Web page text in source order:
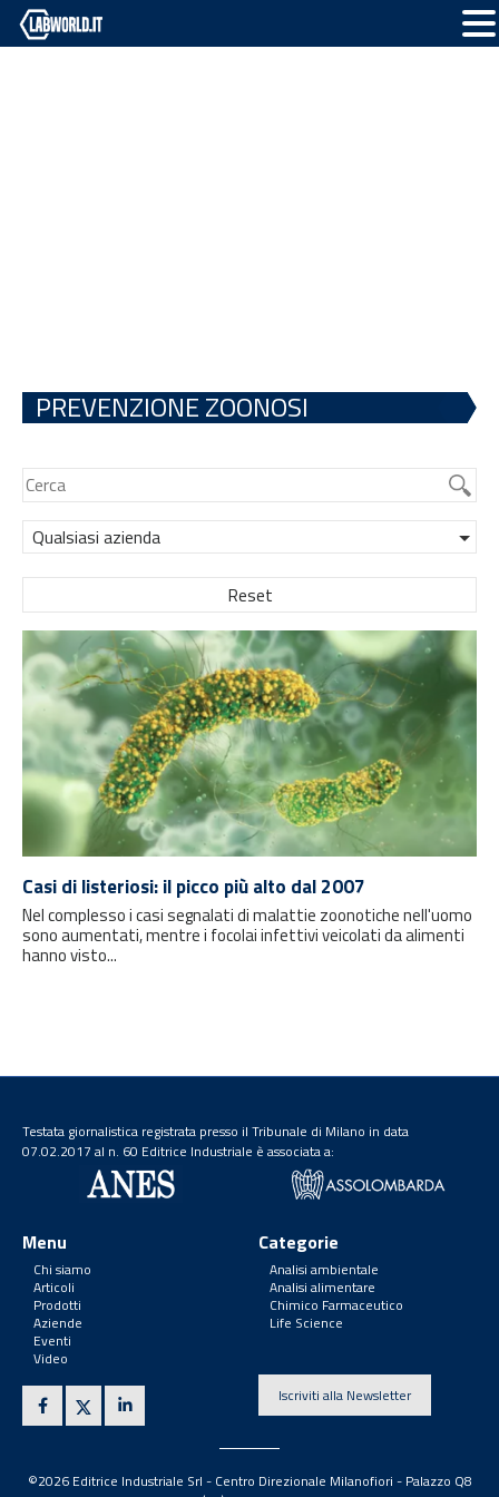
PREVENZIONE ZOONOSI
Qualsiasi azienda
Reset
Casi di listeriosi: il picco più alto dal 2007
Nel complesso i casi segnalati di malattie zoonotiche nell'uomo
sono aumentati, mentre i focolai infettivi veicolati da alimenti
hanno visto...
Testata giornalistica registrata presso il Tribunale di Milano in data
07.02.2017 al n. 60 Editrice Industriale è associata a:
Menu
Chi siamo
Articoli
Prodotti
Aziende
Eventi
Video
Categorie
Analisi ambientale
Analisi alimentare
Chimico Farmaceutico
Life Science
Iscriviti alla Newsletter
©2026 Editrice Industriale Srl - Centro Direzionale Milanofiori - Palazzo Q8